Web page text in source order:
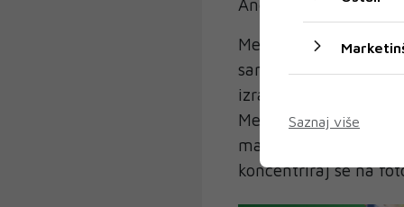
Angela, oprosti mi,
Merkel je taj incident
sam ignorirati psa,
izraze lica
Merkel. 'Je li samo
mala demonstracija
koncentriraj se na
Saznaj više